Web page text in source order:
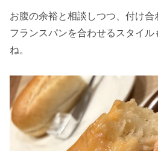
お腹の余裕と相談しつつ、付け合
フランスパンを合わせるスタイ
ね。